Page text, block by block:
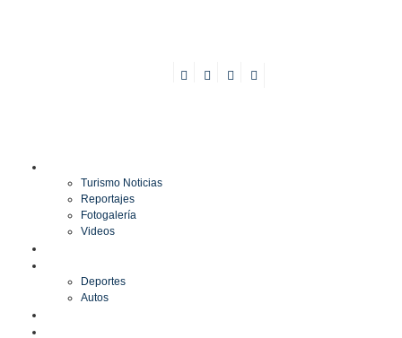
Turismo Noticias
Reportajes
Fotogalería
Videos
Deportes
Autos